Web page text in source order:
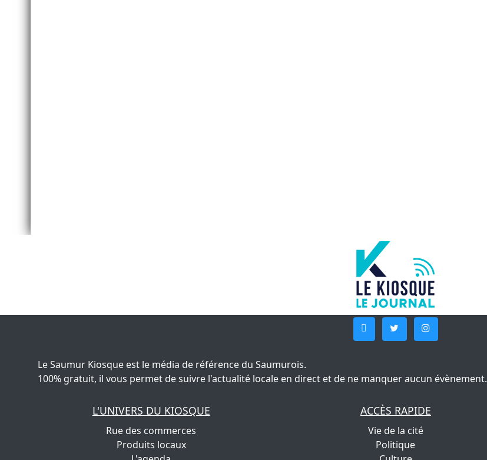
Le Saumur Kiosque est le média de référence du Saumurois.
100% gratuit, il vous permet de suivre l'actualité locale en direct et de ne manquer aucun évènement.
L'UNIVERS DU KIOSQUE
Rue des commerces
Produits locaux
ACCÈS RAPIDE
Vie de la cité
Politique